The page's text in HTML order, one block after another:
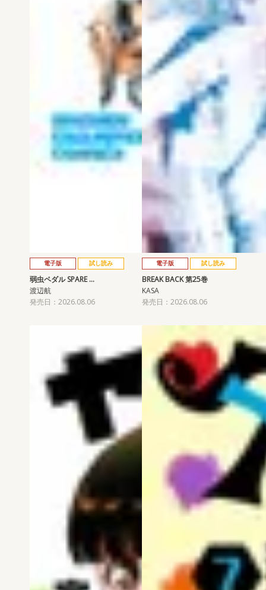
電子版 試し読み
弱虫ペダル SPARE …
渡辺航
発売日：2026.08.06
電子版 試し読み
BREAK BACK 第25巻
KASA
発売日：2026.08.06